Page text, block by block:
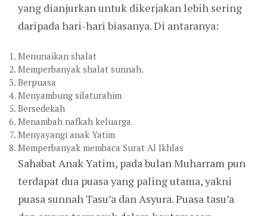
yang dianjurkan untuk dikerjakan lebih sering
daripada hari-hari biasanya. Di antaranya:
Menunaikan shalat
Memperbanyak shalat sunnah.
Berpuasa
Menyambung silaturahim
Bersedekah
Menambah nafkah keluarga
Menyayangi anak Yatim
Memperbanyak membaca Surat Al Ikhlas
Sahabat Anak Yatim, pada bulan Muharram pun
terdapat dua puasa yang paling utama, yakni
puasa sunnah Tasu’a dan Asyura. Puasa tasu’a